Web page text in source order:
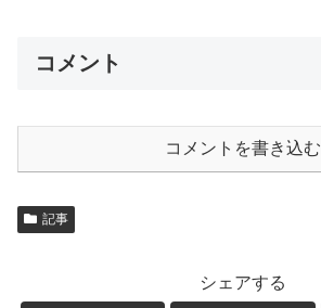
コメント
コメントを書き込む
記事
シェアする